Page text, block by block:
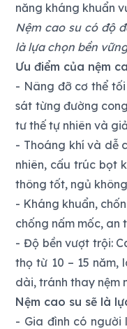
năng kháng khuẩn
Nệm cao su có độ
là lựa chọn bền
Ưu điểm của nệm
- Nâng đỡ cơ thể
sát từng đường
tư thế tự nhiên và
- Thoáng khí và dễ
nhiên, cấu trúc bọt
thông tốt, ngủ
- Kháng khuẩn,
chống nấm mốc, an
- Độ bền vượt trội:
thọ từ 10 – 15 năm,
dài, tránh thay nệm
Nệm cao su sẽ là
- Gia đình có người